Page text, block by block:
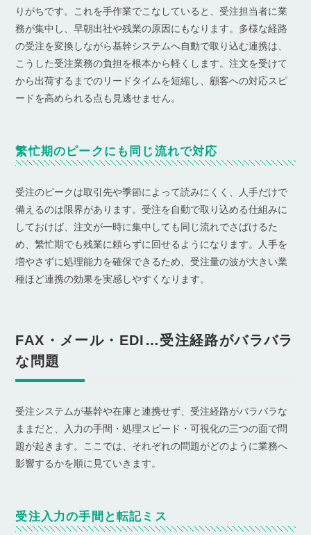
りがちです。これを手作業でこなしていると、受注担当者に業
務が集中し、早朝出社や残業の原因にもなります。多様な経路
の受注を変換しながら基幹システムへ自動で取り込む連携は、
こうした受注業務の負担を根本から軽くします。注文を受けて
から出荷するまでのリードタイムを短縮し、顧客への対応スピ
ードを高められる点も見逃せません。
繁忙期のピークにも同じ流れで対応
受注のピークは取引先や季節によって読みにくく、人手だけで
備えるのは限界があります。受注を自動で取り込める仕組みに
しておけば、注文が一時に集中しても同じ流れでさばけるた
め、繁忙期でも残業に頼らずに回せるようになります。人手を
増やさずに処理能力を確保できるため、受注量の波が大きい業
種ほど連携の効果を実感しやすくなります。
FAX・メール・EDI…受注経路がバラバラ
な問題
受注システムが基幹や在庫と連携せず、受注経路がバラバラな
ままだと、入力の手間・処理スピード・可視化の三つの面で問
題が起きます。ここでは、それぞれの問題がどのように業務へ
影響するかを順に見ていきます。
受注入力の手間と転記ミス